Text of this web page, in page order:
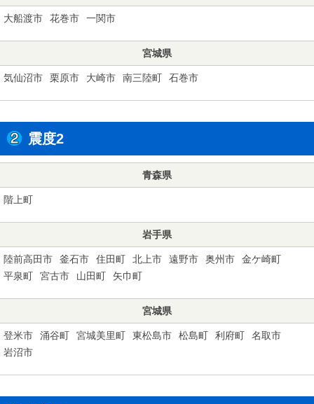
大船渡市 花巻市 一関市
宮城県
気仙沼市 栗原市 大崎市 南三陸町 石巻市
震度2
青森県
階上町
岩手県
陸前高田市 釜石市 住田町 北上市 遠野市 奥州市
金ケ崎町
平泉町
宮古市 山田町 矢巾町
宮城県
登米市 涌谷町 宮城美里町 東松島市 松島町 利府町
名取市
岩沼市